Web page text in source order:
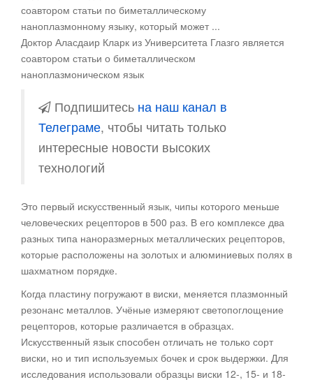
Доктор Аласдаир Кларк из Университета Глазго является
соавтором статьи о биметаллическом
наноплазмоническом язык
Подпишитесь на наш канал в
Телеграме, чтобы читать только
интересные новости высоких
технологий
Это первый искусственный язык, чипы которого меньше
человеческих рецепторов в 500 раз. В его комплексе два
разных типа наноразмерных металлических рецепторов,
которые расположены на золотых и алюминиевых полях в
шахматном порядке.
Когда пластину погружают в виски, меняется плазмонный
резонанс металлов. Учёные измеряют светопоглощение
рецепторов, которые различается в образцах.
Искусственный язык способен отличать не только сорт
виски, но и тип используемых бочек и срок выдержки. Для
исследования использовали образцы виски 12-, 15- и 18-